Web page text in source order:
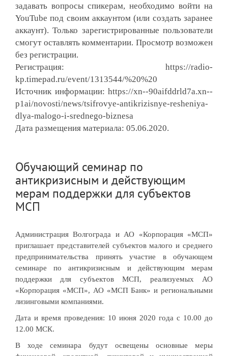
задавать вопросы спикерам, необходимо войти на
YouTube под своим аккаунтом (или создать заранее
аккаунт). Только зарегистрированные пользователи
смогут оставлять комментарии. Просмотр возможен
без регистрации.
Регистрация: https://radio-
kp.timepad.ru/event/1313544/%20%20
Источник информации: https://xn--90aifddrld7a.xn--
p1ai/novosti/news/tsifrovye-antikrizisnye-resheniya-
dlya-malogo-i-srednego-biznesa
Дата размещения материала: 05.06.2020.
Обучающий семинар по
антикризисным и действующим
мерам поддержки для субъектов
МСП
Администрация Волгограда и АО «Корпорация «МСП»
приглашает представителей субъектов малого и среднего
предпринимательства принять участие в обучающем
семинаре по антикризисным и действующим мерам
поддержки для субъектов МСП, реализуемых АО
«Корпорация «МСП», АО «МСП Банк» и региональными
лизинговыми компаниями.
Дата и время проведения: 10 июня 2020 года с 10.00 до
12.00 МСК.
В ходе семинара будут освещены основные меры